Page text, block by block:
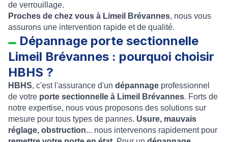
de verrouillage.
Proches de chez vous à Limeil Brévannes, nous vous
assurons une intervention rapide et de qualité.
Dépannage porte sectionnelle
Limeil Brévannes : pourquoi choisir
HBHS ?
HBHS, c'est l'assurance d'un dépannage professionnel
de votre porte sectionnelle à Limeil Brévannes. Forts de
notre expertise, nous vous proposons des solutions sur
mesure pour tous types de pannes. Usure, mauvais
réglage, obstruction... nous intervenons rapidement pour